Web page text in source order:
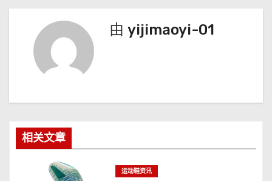
由 yijimaoyi-01
相关文章
运动鞋资讯